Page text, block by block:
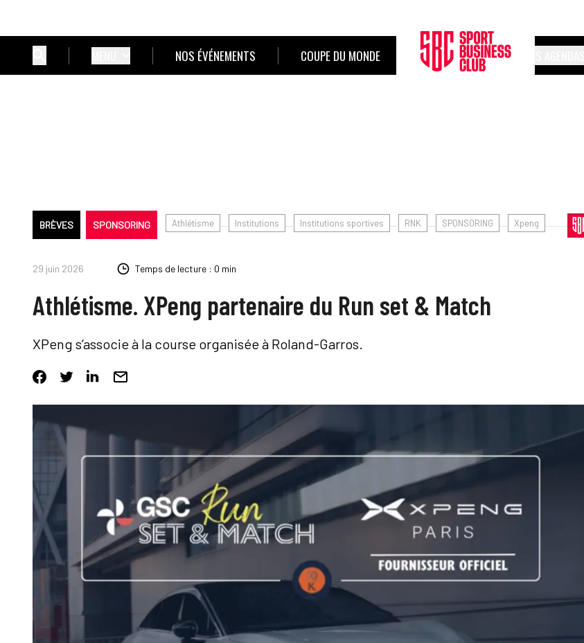
NOS ÉVÉNEMENTS COUPE DU MONDE
BRÈVES SPONSORING Athlétisme Institutions Institutions sportives RNK SPONSORING Xpeng
29 juin 2026 Temps de lecture : 0 min
Athlétisme. XPeng partenaire du Run set & Match
XPeng s’associe à la course organisée à Roland-Garros.